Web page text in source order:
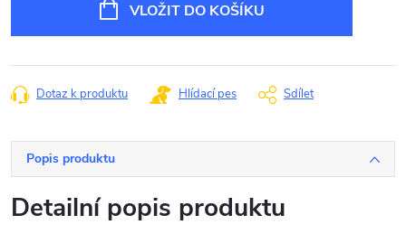
VLOŽIT DO KOŠÍKU
Dotaz k produktu Hlídací pes Sdílet
Popis produktu
Detailní popis produktu